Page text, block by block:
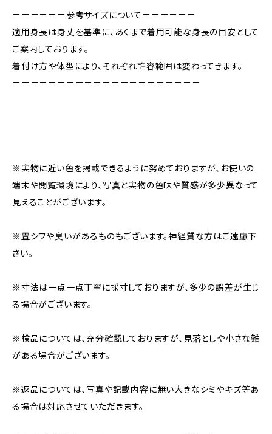
＝＝＝＝＝＝参考サイズについて＝＝＝＝＝＝
適用身長は身丈を基準に、あくまで着用可能な身長の目安として
ご案内しております。
着付け方や体型により、それぞれ許容範囲は変わってきます。
＝＝＝＝＝＝＝＝＝＝＝＝＝＝＝＝＝＝＝＝＝
※実物に近い色を掲載できるように努めておりますが、お使いの
端末や閲覧環境により、写真と実物の色味や質感が多少異なって
見えることがございます。
※畳シワや臭いがあるものもございます。神経質な方はご遠慮下
さい。
※寸法は一点一点丁寧に採寸しておりますが、多少の誤差が生じ
る場合がございます。
※検品については、充分確認しておりますが、見落としや小さな難
がある場合がございます。
※返品については、写真や記載内容に無い大きなシミやキズ等あ
る場合は対応させていただきます。